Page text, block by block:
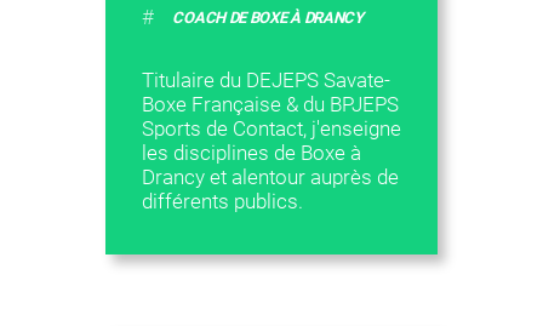
# COACH DE BOXE À DRANCY
Titulaire du DEJEPS Savate-
Boxe Française & du BPJEPS
Sports de Contact, j'enseigne
les disciplines de Boxe à
Drancy et alentour auprès de
différents publics.